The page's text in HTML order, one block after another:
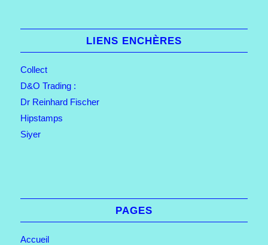
LIENS ENCHÈRES
Collect
D&O Trading :
Dr Reinhard Fischer
Hipstamps
Siyer
PAGES
Accueil